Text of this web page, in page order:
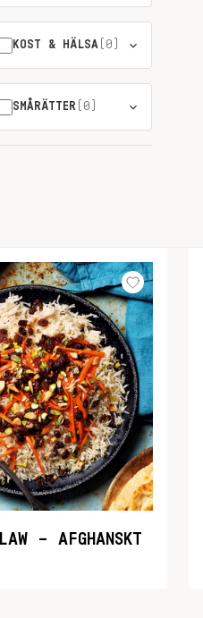
KOST & HÄLSA(0)
SMÅRÄTTER(0)
– AFGHANSKT